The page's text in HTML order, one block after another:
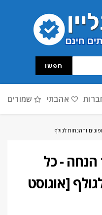
חפשו
שמורים אהבתי
גולף קוד קופון 10% הנחה - כל
[אוגוסט